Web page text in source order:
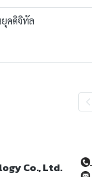
คดิจิทัล
Co., Ltd.